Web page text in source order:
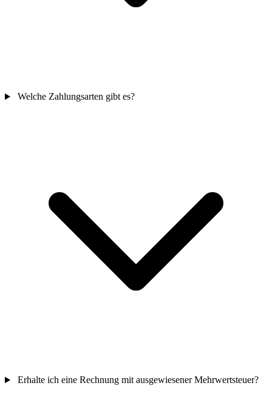
Welche Zahlungsarten gibt es?
Erhalte ich eine Rechnung mit ausgewiesener Mehrwertsteuer?